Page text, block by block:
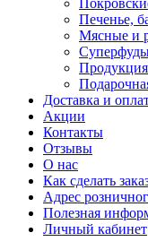
Печенье,
Мясные и
Продукция
Доставка и
Акции
Контакты
Отзывы
О нас
Как сделать
Адрес
Полезная
Личный кабинет